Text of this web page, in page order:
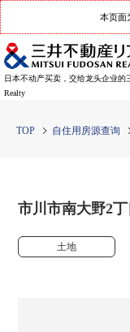
本页面
日本不动产买卖，交给龙头企业的
Realty
TOP 自住用房源查询
市川市南大野2
土地